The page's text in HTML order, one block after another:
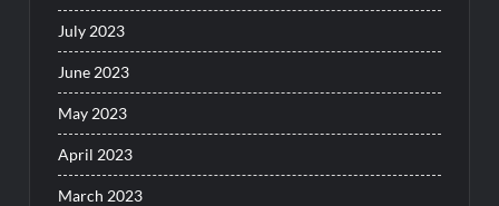
July 2023
June 2023
May 2023
April 2023
March 2023